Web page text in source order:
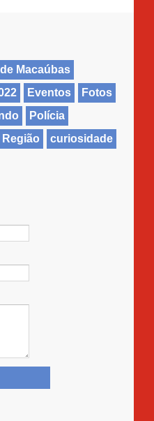
Macaúbas
Eventos
Fotos
Polícia
Região
curiosidade